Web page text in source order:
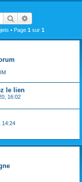
Rechercher
• Page 1 sur 1
le lien
16:02
14:24